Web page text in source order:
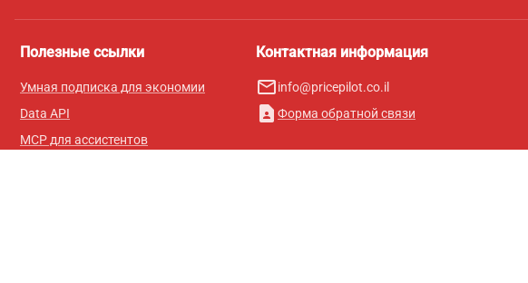
Полезные ссылки
Умная подписка для экономии
Data API
MCP для ассистентов
Контактная информация
mail_outlineinfo@pricepilot.co.il
contact_page Форма обратной связи